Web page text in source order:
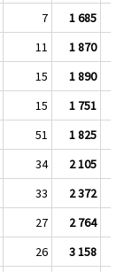
7
1 685
11
1 870
15
1 890
15
1 751
51
1 825
34
2 105
33
2 372
27
2 764
26
3 158